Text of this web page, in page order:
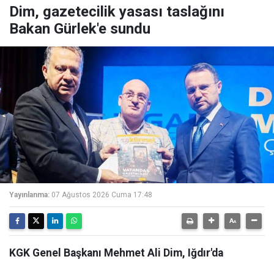
Dim, gazetecilik yasası taslağını
Bakan Gürlek'e sundu
Yayınlanma: 07 Ağustos 2026 Cuma 17:48
KGK Genel Başkanı Mehmet Ali Dim, Iğdır'da